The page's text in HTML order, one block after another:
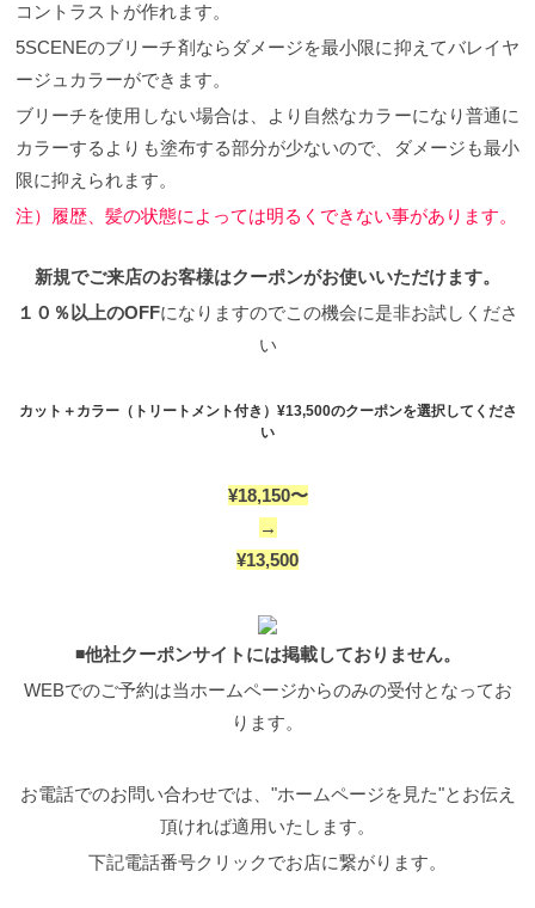
コントラストが作れます。
5SCENEのブリーチ剤ならダメージを最小限に抑えてバレイヤ
ージュカラーができます。
ブリーチを使用しない場合は、より自然なカラーになり普通に
カラーするよりも塗布する部分が少ないので、ダメージも最小
限に抑えられます。
注）履歴、髪の状態によっては明るくできない事があります。
新規でご来店のお客様はクーポンがお使いいただけます。
１０％以上のOFFになりますのでこの機会に是非お試しくださ
い
カット＋カラー（トリートメント付き）¥13,500のクーポンを選択してくださ
い
¥18,150〜
→
¥13,500
◾️他社クーポンサイトには掲載しておりません。
WEBでのご予約は当ホームページからのみの受付となってお
ります。
お電話でのお問い合わせでは、"ホームページを見た"とお伝え
頂ければ適用いたします。
下記電話番号クリックでお店に繋がります。